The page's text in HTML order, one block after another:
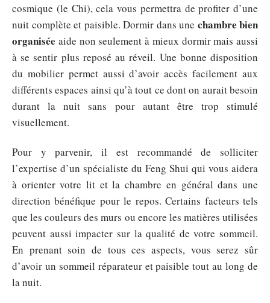
cosmique (le Chi), cela vous permettra de profiter d’une
nuit complète et paisible. Dormir dans une chambre bien
organisée aide non seulement à mieux dormir mais aussi
à se sentir plus reposé au réveil. Une bonne disposition
du mobilier permet aussi d’avoir accès facilement aux
différents espaces ainsi qu’à tout ce dont on aurait besoin
durant la nuit sans pour autant être trop stimulé
visuellement.
Pour y parvenir, il est recommandé de solliciter
l’expertise d’un spécialiste du Feng Shui qui vous aidera
à orienter votre lit et la chambre en général dans une
direction bénéfique pour le repos. Certains facteurs tels
que les couleurs des murs ou encore les matières utilisées
peuvent aussi impacter sur la qualité de votre sommeil.
En prenant soin de tous ces aspects, vous serez sûr
d’avoir un sommeil réparateur et paisible tout au long de
la nuit.